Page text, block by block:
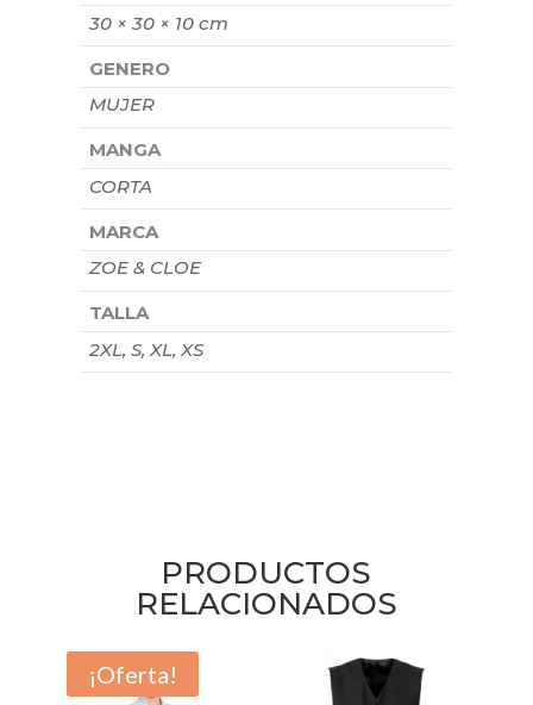
30 × 30 × 10 cm
GENERO
MUJER
MANGA
CORTA
MARCA
ZOE & CLOE
TALLA
2XL, S, XL, XS
PRODUCTOS
RELACIONADOS
¡Oferta!